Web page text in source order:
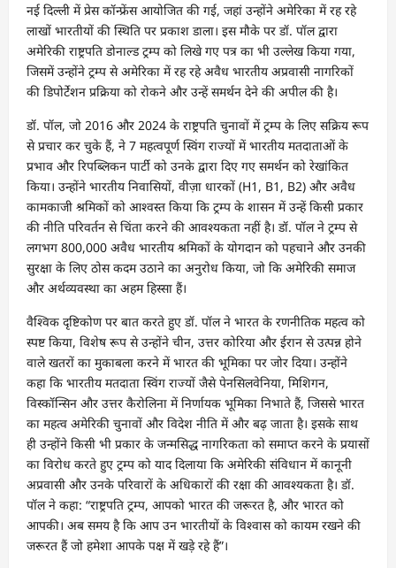
नई दिल्ली में प्रेस कॉन्फ्रेंस आयोजित की गई, जहां उन्होंने अमेरिका में रह रहे
लाखों भारतीयों की स्थिति पर प्रकाश डाला। इस मौके पर डॉ. पॉल द्वारा
अमेरिकी राष्ट्रपति डोनाल्ड ट्रम्प को लिखे गए पत्र का भी उल्लेख किया गया,
जिसमें उन्होंने ट्रम्प से अमेरिका में रह रहे अवैध भारतीय अप्रवासी नागरिकों
की डिपोर्टेशन प्रक्रिया को रोकने और उन्हें समर्थन देने की अपील की है।
डॉ. पॉल, जो 2016 और 2024 के राष्ट्रपति चुनावों में ट्रम्प के लिए सक्रिय रूप
से प्रचार कर चुके हैं, ने 7 महत्वपूर्ण स्विंग राज्यों में भारतीय मतदाताओं के
प्रभाव और रिपब्लिकन पार्टी को उनके द्वारा दिए गए समर्थन को रेखांकित
किया। उन्होंने भारतीय निवासियों, वीज़ा धारकों (H1, B1, B2) और अवैध
कामकाजी श्रमिकों को आश्वस्त किया कि ट्रम्प के शासन में उन्हें किसी प्रकार
की नीति परिवर्तन से चिंता करने की आवश्यकता नहीं है। डॉ. पॉल ने ट्रम्प से
लगभग 800,000 अवैध भारतीय श्रमिकों के योगदान को पहचाने और उनकी
सुरक्षा के लिए ठोस कदम उठाने का अनुरोध किया, जो कि अमेरिकी समाज
और अर्थव्यवस्था का अहम हिस्सा हैं।
वैश्विक दृष्टिकोण पर बात करते हुए डॉ. पॉल ने भारत के रणनीतिक महत्व को
स्पष्ट किया, विशेष रूप से उन्होंने चीन, उत्तर कोरिया और ईरान से उत्पन्न होने
वाले खतरों का मुकाबला करने में भारत की भूमिका पर जोर दिया। उन्होंने
कहा कि भारतीय मतदाता स्विंग राज्यों जैसे पेनसिलवेनिया, मिशिगन,
विस्कॉन्सिन और उत्तर कैरोलिना में निर्णायक भूमिका निभाते हैं, जिससे भारत
का महत्व अमेरिकी चुनावों और विदेश नीति में और बढ़ जाता है। इसके साथ
ही उन्होंने किसी भी प्रकार के जन्मसिद्ध नागरिकता को समाप्त करने के प्रयासों
का विरोध करते हुए ट्रम्प को याद दिलाया कि अमेरिकी संविधान में कानूनी
अप्रवासी और उनके परिवारों के अधिकारों की रक्षा की आवश्यकता है। डॉ.
पॉल ने कहा: “राष्ट्रपति ट्रम्प, आपको भारत की जरूरत है, और भारत को
आपकी। अब समय है कि आप उन भारतीयों के विश्वास को कायम रखने की
जरूरत हैं जो हमेशा आपके पक्ष में खड़े रहे हैं”।